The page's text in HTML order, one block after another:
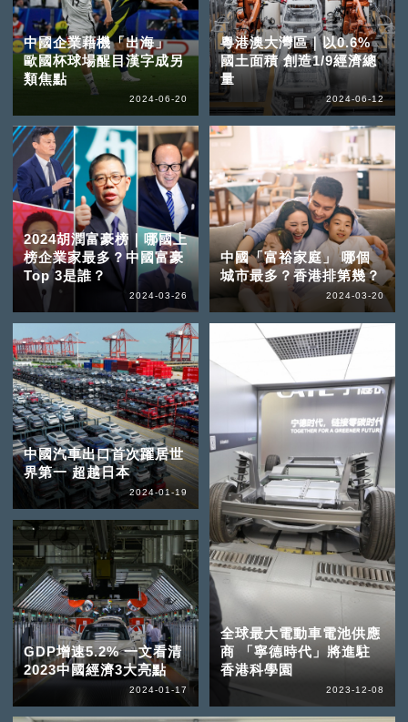
中國企業藉機「出海」
歐國杯球場醒目漢字成另
類焦點
2024-06-20
粵港澳大灣區｜以0.6%
國土面積 創造1/9經濟總
量
2024-06-12
2024胡潤富豪榜｜哪國上
榜企業家最多？中國富豪
Top 3是誰？
2024-03-26
中國「富裕家庭」 哪個
城市最多？香港排第幾？
2024-03-20
中國汽車出口首次躍居世
界第一 超越日本
2024-01-19
GDP增速5.2% 一文看清
2023中國經濟3大亮點
2024-01-17
全球最大電動車電池供應
商 「寧德時代」將進駐
香港科學園
2023-12-08